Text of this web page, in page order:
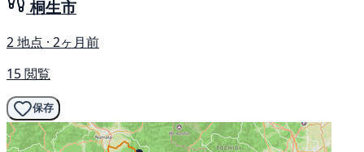
桐生市
2 地点 · 2ヶ月前
15 閲覧
保存